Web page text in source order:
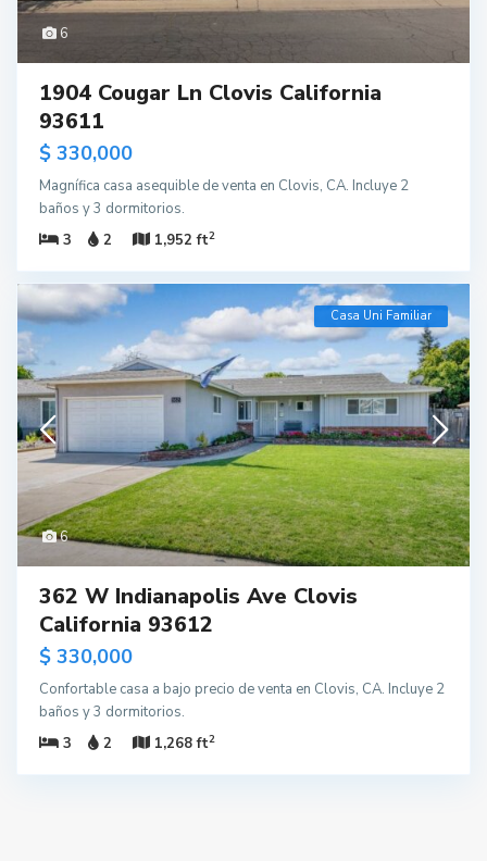
6
1904 Cougar Ln Clovis California
93611
$ 330,000
Magnífica casa asequible de venta en Clovis, CA. Incluye 2
baños y 3 dormitorios.
3
2 1,952 ft2
6
Casa Uni Familiar
362 W Indianapolis Ave Clovis
California 93612
$ 330,000
Confortable casa a bajo precio de venta en Clovis, CA. Incluye 2
baños y 3 dormitorios.
3
2 1,268 ft2